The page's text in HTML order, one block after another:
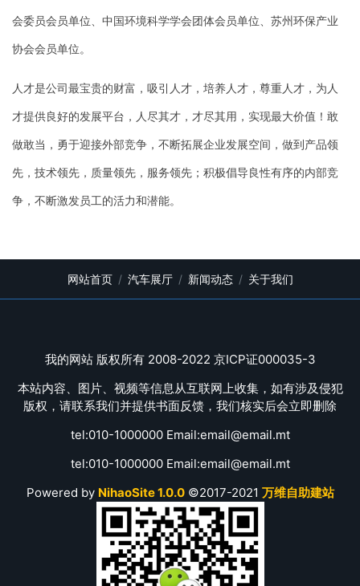
会委员会员单位、中国环境科学学会团体会员单位、苏州环保产业
协会会员单位。
人才是公司最宝贵的财富，吸引人才，培养人才，尊重人才，为人
才提供良好的发展平台，人尽其才，才尽其用，实现最大价值！敢
做敢当，勇于迎接外部竞争，不断拓展企业发展空间，做到产品领
先，技术领先，质量领先，服务领先；积极倡导良性有序的内部竞
争，不断激发员工的活力和潜能。
网站首页 汽车展厅 新闻动态 关于我们
我的网站 版权所有 2008-2022 京ICP证000035-3
本站内容、图片、视频等信息从互联网上收集，如有涉及侵犯
版权，请联系我们并提供书面反馈，我们核实后会立即删除
tel:010-1000000 Email:email@email.mt
tel:010-1000000 Email:email@email.mt
Powered by NihaoSite 1.0.0©2017-2021 万维自助建站